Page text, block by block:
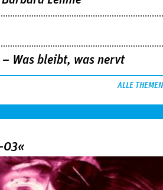
Was bleibt, was nervt
ALLE THEMEN